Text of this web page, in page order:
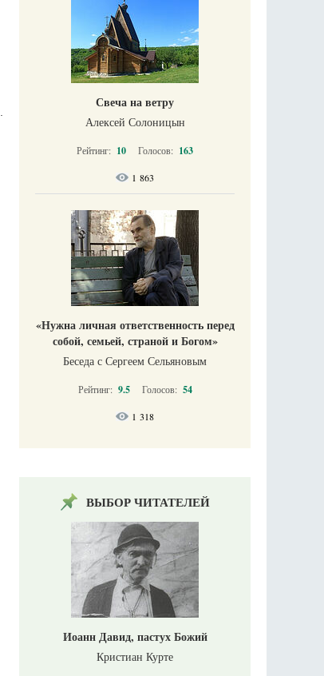
Свеча на ветру
Алексей Солоницын
Рейтинг: 10 Голосов: 163
1 863
«Нужна личная ответственность перед
собой, семьей, страной и Богом»
Беседа с Сергеем Сельяновым
Рейтинг: 9.5 Голосов: 54
1 318
ВЫБОР ЧИТАТЕЛЕЙ
Иоанн Давид, пастух Божий
Кристиан Курте